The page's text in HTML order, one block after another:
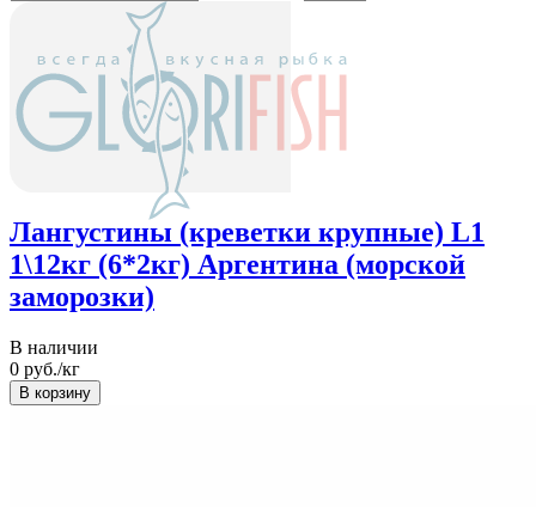
Лангустины (креветки крупные) L1
1\12кг (6*2кг) Аргентина (морской
заморозки)
В наличии
0 руб./кг